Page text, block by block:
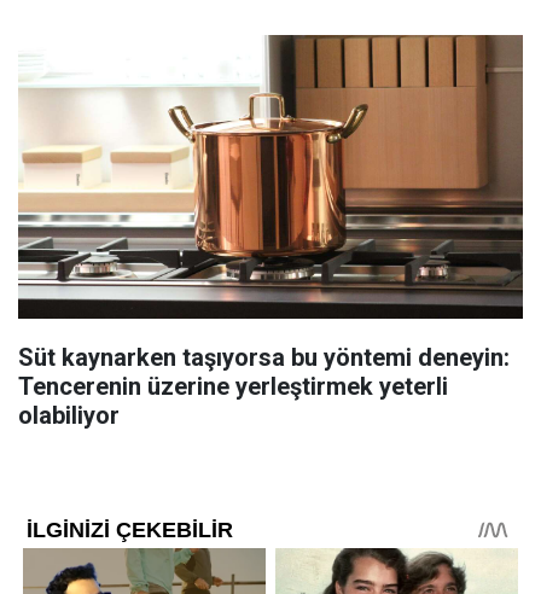
Süt kaynarken taşıyorsa bu yöntemi deneyin:
Tencerenin üzerine yerleştirmek yeterli
olabiliyor